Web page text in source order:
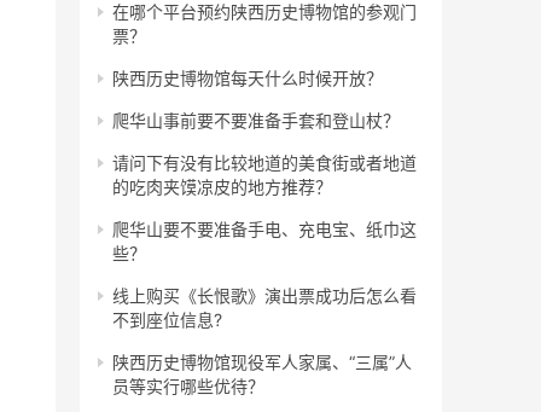
在哪个平台预约陕西历史博物馆的参观门
票？
陕西历史博物馆每天什么时候开放？
爬华山事前要不要准备手套和登山杖？
请问下有没有比较地道的美食街或者地道
的吃肉夹馍凉皮的地方推荐？
爬华山要不要准备手电、充电宝、纸巾这
些？
线上购买《长恨歌》演出票成功后怎么看
不到座位信息?
陕西历史博物馆现役军人家属、“三属”人
员等实行哪些优待？